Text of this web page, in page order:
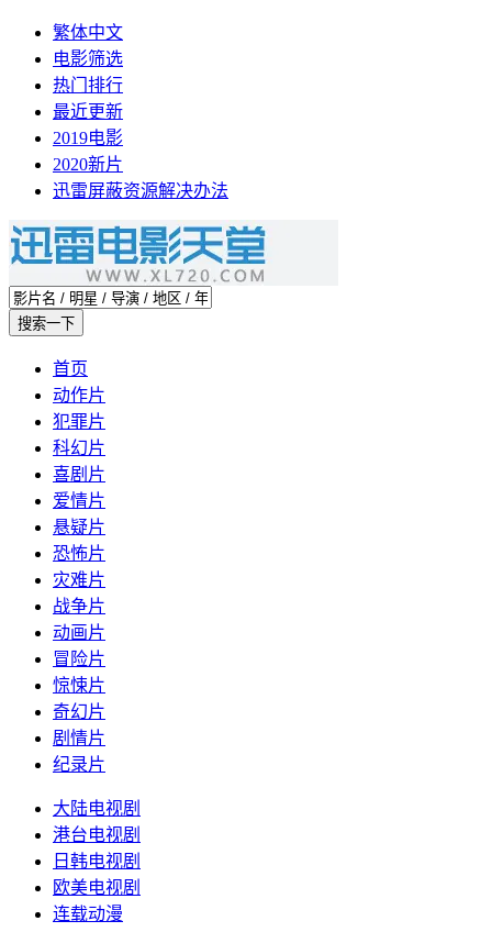
繁体中文
电影筛选
热门排行
最近更新
2019电影
2020新片
迅雷屏蔽资源解决办法
首页
动作片
犯罪片
科幻片
喜剧片
爱情片
悬疑片
恐怖片
灾难片
战争片
动画片
冒险片
惊悚片
奇幻片
剧情片
纪录片
大陆电视剧
港台电视剧
日韩电视剧
欧美电视剧
连载动漫